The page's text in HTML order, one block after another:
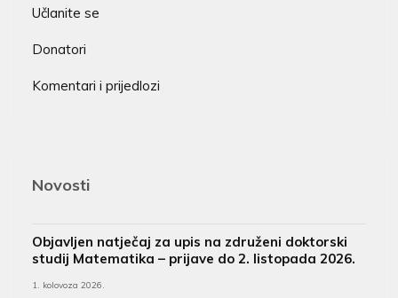
Učlanite se
Donatori
Komentari i prijedlozi
Novosti
Objavljen natječaj za upis na združeni doktorski
studij Matematika – prijave do 2. listopada 2026.
1. kolovoza 2026.